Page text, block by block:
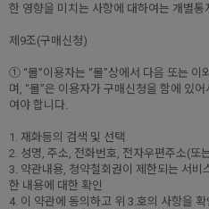
한 영향을 미치는 사항에 대하여는 개별통
제9조(구매신청)
① “몰”이용자는 “몰”상에서 다음 또는 이
며, “몰”은 이용자가 구매신청을 함에 있
여야 합니다.
1. 재화등의 검색 및 선택
2. 성명, 주소, 전화번호, 전자우편주소(또
3. 약관내용, 청약철회권이 제한되는 서비
한 내용에 대한 확인
4. 이 약관에 동의하고 위 3.호의 사항을